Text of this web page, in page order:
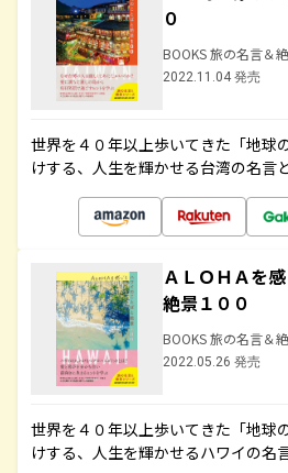
０
BOOKS 旅の名言＆
2022.11.04 発売
世界を４０年以上歩いてきた「地球
けする、人生を輝かせる台湾の名言
ＡＬＯＨＡを
絶景１００
BOOKS 旅の名言＆
2022.05.26 発売
世界を４０年以上歩いてきた「地球
けする、人生を輝かせるハワイの名